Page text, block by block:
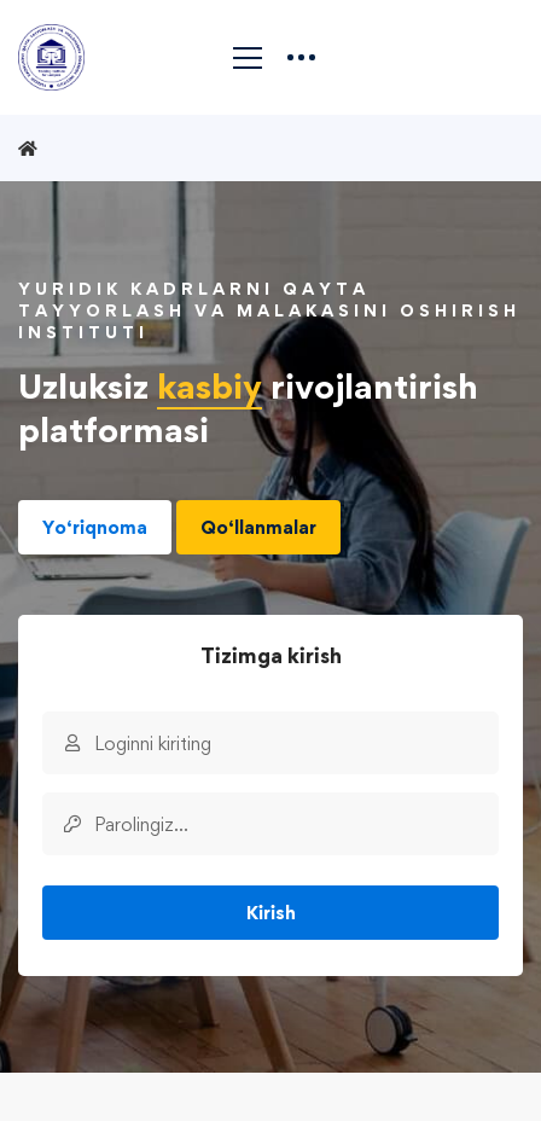
YURIDIK KADRLARNI QAYTA
TAYYORLASH VA MALAKASINI OSHIRISH
INSTITUTI
Uzluksiz kasbiyrivojlantirish
platformasi
Yo‘riqnoma Qo‘llanmalar
Tizimga kirish
Kirish